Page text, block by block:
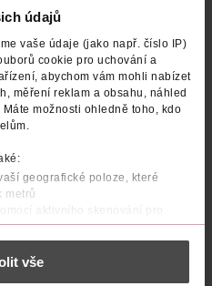
údajů
vaše údaje (jako např. číslo IP)
cookie pro uchování a
abychom vám mohli nabízet
měření reklam a obsahu, náhled
možnosti ohledně toho, kdo
geografické poloze, které
metrů
aktivního skenování pro
prstu)
vaše osobní údaje, a nastavte
. Svůj souhlas můžete kdykoliv
vše